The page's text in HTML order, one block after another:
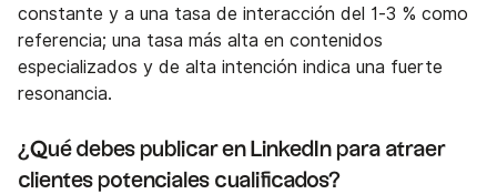
constante y a una tasa de interacción del 1-3 % como
referencia; una tasa más alta en contenidos
especializados y de alta intención indica una fuerte
resonancia.
¿Qué debes publicar en LinkedIn para atraer
clientes potenciales cualificados?